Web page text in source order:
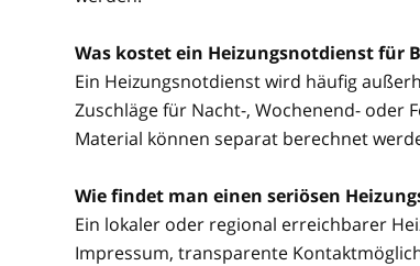
Was kostet ein Heizungsnotdienst für
Ein Heizungsnotdienst wird häufig
Zuschläge für Nacht-, Wochenend- oder
Material können separat berechnet
Wie findet man einen seriösen
Ein lokaler oder regional erreichbarer
Impressum, transparente